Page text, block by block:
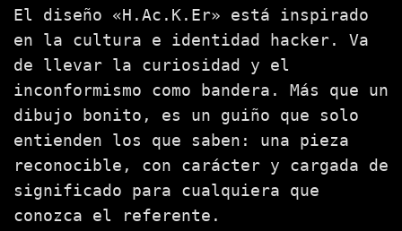
El diseño «H.Ac.K.Er» está inspirado
en la cultura e identidad hacker. Va
de llevar la curiosidad y el
inconformismo como bandera. Más que un
dibujo bonito, es un guiño que solo
entienden los que saben: una pieza
reconocible, con carácter y cargada de
significado para cualquiera que
conozca el referente.